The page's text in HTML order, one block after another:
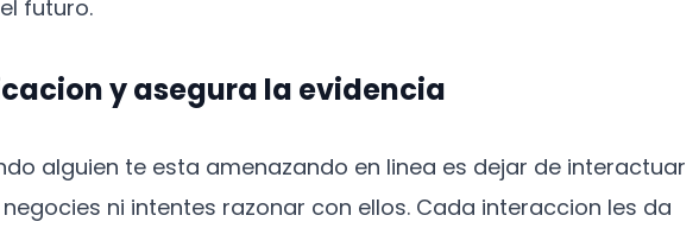
futuro.
y asegura la evidencia
alguien te esta amenazando en linea es dejar de interactuar
ni intentes razonar con ellos. Cada interaccion les da